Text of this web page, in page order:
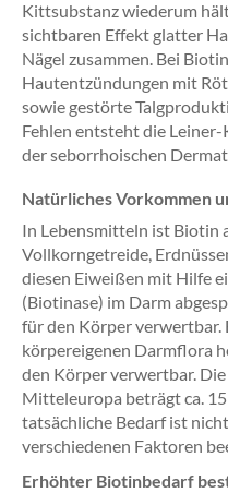
Kittsubstanz wiederum
sichtbaren Effekt glatter
Nägel zusammen. Bei
Hautentzündungen mit
sowie gestörte
Fehlen entsteht die
der seborrhoischen
Natürliches Vorkommen
In Lebensmitteln ist Biotin
Vollkorngetreide,
diesen Eiweißen mit Hilfe
(Biotinase) im Darm
für den Körper verwertbar.
körpereigenen Darmflora
den Körper verwertbar.
Mitteleuropa beträgt ca.
tatsächliche Bedarf ist
verschiedenen Faktoren
Erhöhter Biotinbedarf